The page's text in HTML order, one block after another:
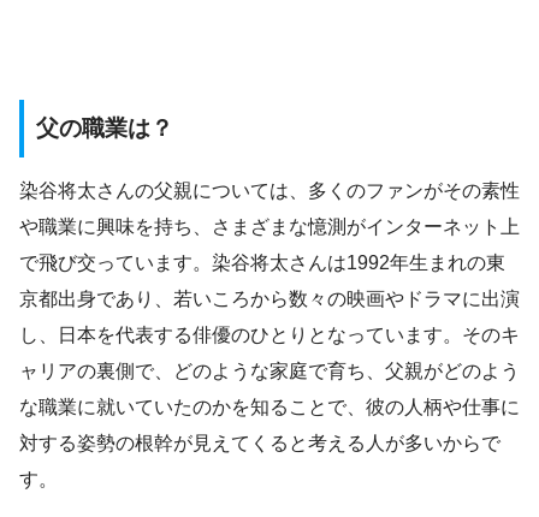
父の職業は？
染谷将太さんの父親については、多くのファンがその素性
や職業に興味を持ち、さまざまな憶測がインターネット上
で飛び交っています。染谷将太さんは1992年生まれの東
京都出身であり、若いころから数々の映画やドラマに出演
し、日本を代表する俳優のひとりとなっています。そのキ
ャリアの裏側で、どのような家庭で育ち、父親がどのよう
な職業に就いていたのかを知ることで、彼の人柄や仕事に
対する姿勢の根幹が見えてくると考える人が多いからで
す。